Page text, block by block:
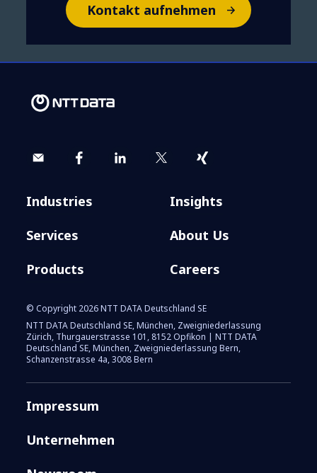
Kontakt aufnehmen
Industries
Services
Products
Insights
About Us
Careers
© Copyright 2026 NTT DATA Deutschland SE
NTT DATA Deutschland SE, München, Zweigniederlassung
Zürich, Thurgauerstrasse 101, 8152 Opfikon | NTT DATA
Deutschland SE, München, Zweigniederlassung Bern,
Schanzenstrasse 4a, 3008 Bern
Impressum
Unternehmen